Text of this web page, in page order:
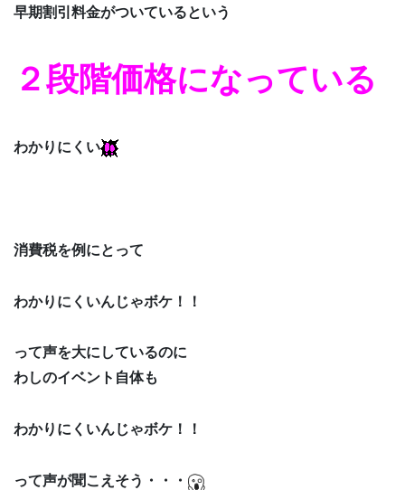
早期割引料金がついているという
２段階価格になっている
わかりにくい
消費税を例にとって
わかりにくいんじゃボケ！！
って声を大にしているのに
わしのイベント自体も
わかりにくいんじゃボケ！！
って声が聞こえそう・・・